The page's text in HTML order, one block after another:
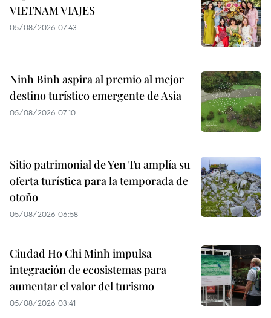
VIETNAM VIAJES
05/08/2026 07:43
Ninh Binh aspira al premio al mejor
destino turístico emergente de Asia
05/08/2026 07:10
Sitio patrimonial de Yen Tu amplía su
oferta turística para la temporada de
otoño
05/08/2026 06:58
Ciudad Ho Chi Minh impulsa
integración de ecosistemas para
aumentar el valor del turismo
05/08/2026 03:41